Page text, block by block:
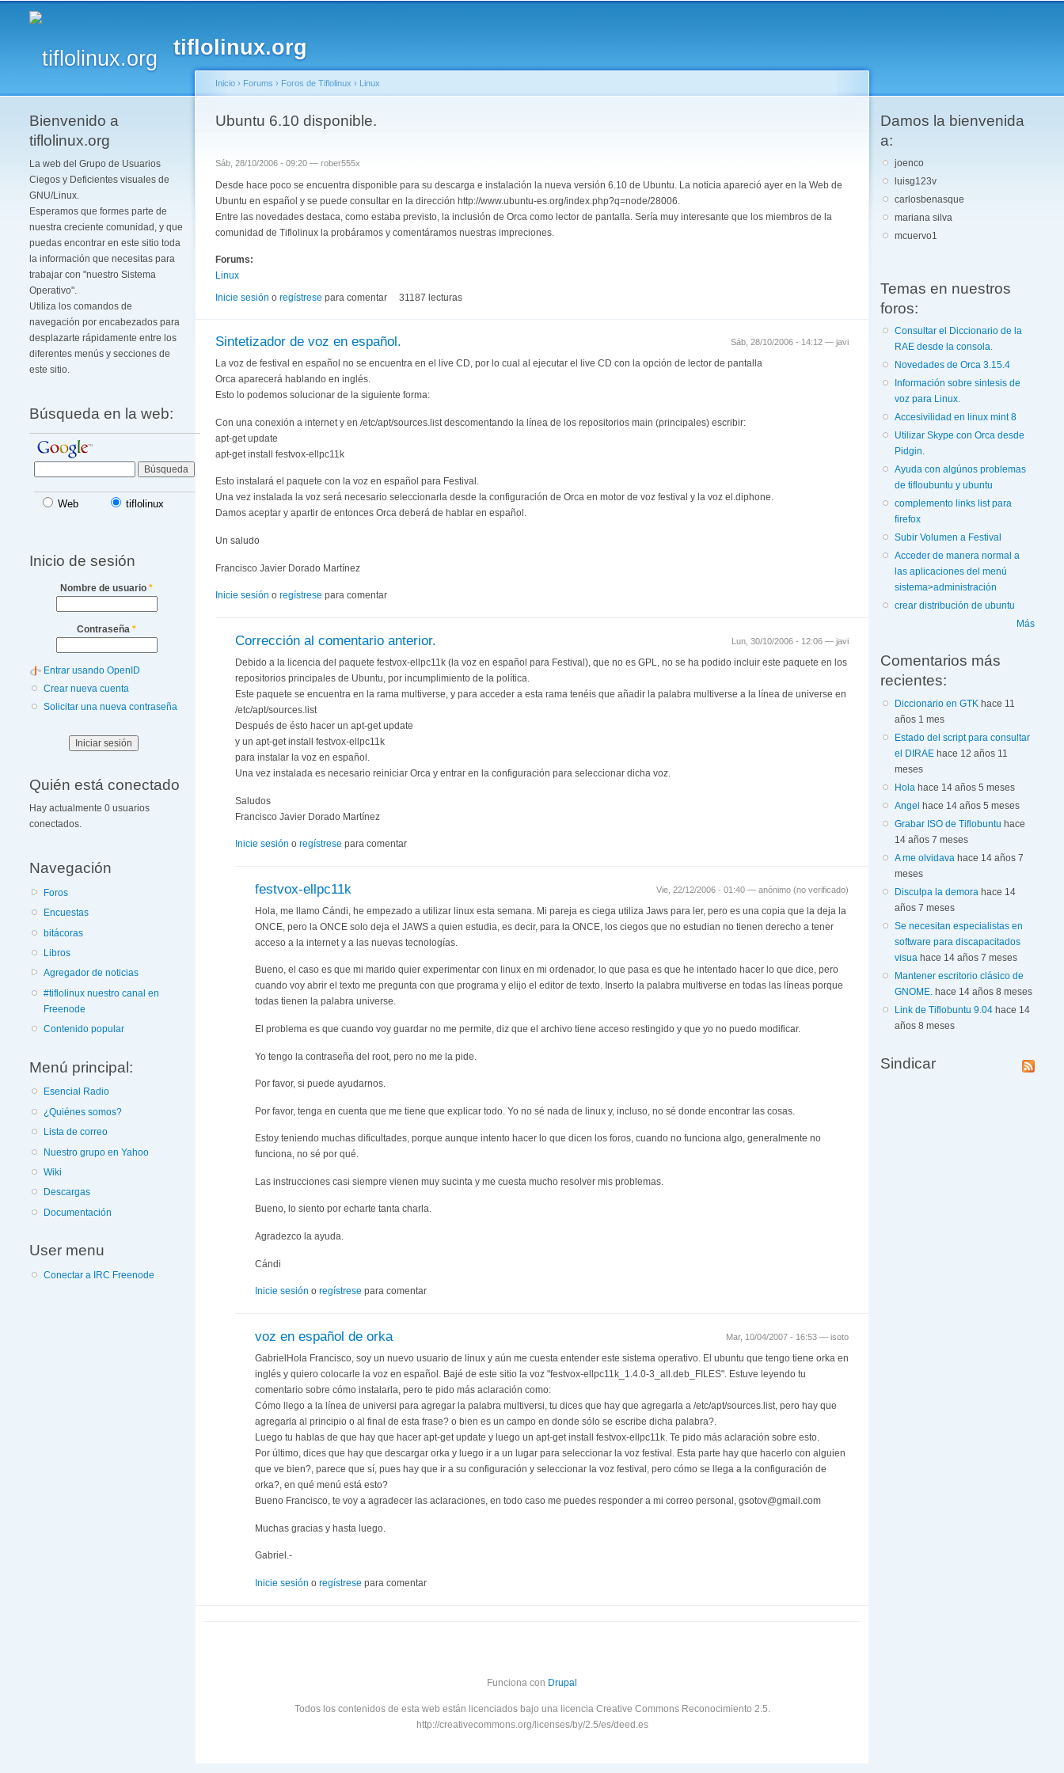
tiflolinux.org
Bienvenido a
tiflolinux.org
La web del Grupo de Usuarios
Ciegos y Deficientes visuales de
GNU/Linux.
Esperamos que formes parte de
nuestra creciente comunidad, y que
puedas encontrar en este sitio toda
la información que necesitas para
trabajar con "nuestro Sistema
Operativo".
Utiliza los comandos de
navegación por encabezados para
desplazarte rápidamente entre los
diferentes menús y secciones de
este sitio.
Búsqueda en la web:
Web tiflolinux
Inicio de sesión
Nombre de usuario *
Contraseña *
Entrar usando OpenID
Crear nueva cuenta
Solicitar una nueva contraseña
Quién está conectado
Hay actualmente 0 usuarios
conectados.
Navegación
Foros
Encuestas
bitácoras
Libros
Agregador de noticias
#tiflolinux nuestro canal en
Freenode
Contenido popular
Menú principal:
Esencial Radio
¿Quiénes somos?
Lista de correo
Nuestro grupo en Yahoo
Wiki
Descargas
Documentación
User menu
Conectar a IRC Freenode
Se encuentra usted aquí
Inicio › Forums › Foros de Tiflolinux › Linux
Ubuntu 6.10 disponible.
Sáb, 28/10/2006 - 09:20 — rober555x
Desde hace poco se encuentra disponible para su descarga e instalación la nueva versión 6.10 de Ubuntu. La noticia apareció ayer en la Web de
Ubuntu en español y se puede consultar en la dirección http://www.ubuntu-es.org/index.php?q=node/28006.
Entre las novedades destaca, como estaba previsto, la inclusión de Orca como lector de pantalla. Sería muy interesante que los miembros de la
comunidad de Tiflolinux la probáramos y comentáramos nuestras impreciones.
Forums:
Linux
Inicie sesión o regístrese para comentar 31187 lecturas
Sáb, 28/10/2006 - 14:12 — javi
Sintetizador de voz en español.
La voz de festival en español no se encuentra en el live CD, por lo cual al ejecutar el live CD con la opción de lector de pantalla
Orca aparecerá hablando en inglés.
Esto lo podemos solucionar de la siguiente forma:
Con una conexión a internet y en /etc/apt/sources.list descomentando la línea de los repositorios main (principales) escribir:
apt-get update
apt-get install festvox-ellpc11k
Esto instalará el paquete con la voz en español para Festival.
Una vez instalada la voz será necesario seleccionarla desde la configuración de Orca en motor de voz festival y la voz el.diphone.
Damos aceptar y apartir de entonces Orca deberá de hablar en español.
Un saludo
Francisco Javier Dorado Martínez
Inicie sesión o regístrese para comentar
Lun, 30/10/2006 - 12:06 — javi
Corrección al comentario anterior.
Debido a la licencia del paquete festvox-ellpc11k (la voz en español para Festival), que no es GPL, no se ha podido incluir este paquete en los
repositorios principales de Ubuntu, por incumplimiento de la política.
Este paquete se encuentra en la rama multiverse, y para acceder a esta rama tenéis que añadir la palabra multiverse a la línea de universe en
/etc/apt/sources.list
Después de ésto hacer un apt-get update
y un apt-get install festvox-ellpc11k
para instalar la voz en español.
Una vez instalada es necesario reiniciar Orca y entrar en la configuración para seleccionar dicha voz.
Saludos
Francisco Javier Dorado Martínez
Inicie sesión o regístrese para comentar
Vie, 22/12/2006 - 01:40 — anónimo (no verificado)
festvox-ellpc11k
Hola, me llamo Cándi, he empezado a utilizar linux esta semana. Mi pareja es ciega utiliza Jaws para ler, pero es una copia que la deja la
ONCE, pero la ONCE solo deja el JAWS a quien estudia, es decir, para la ONCE, los ciegos que no estudian no tienen derecho a tener
acceso a la internet y a las nuevas tecnologías.
Bueno, el caso es que mi marido quier experimentar con linux en mi ordenador, lo que pasa es que he intentado hacer lo que dice, pero
cuando voy abrir el texto me pregunta con que programa y elijo el editor de texto. Inserto la palabra multiverse en todas las líneas porque
todas tienen la palabra universe.
El problema es que cuando voy guardar no me permite, diz que el archivo tiene acceso restingido y que yo no puedo modificar.
Yo tengo la contraseña del root, pero no me la pide.
Por favor, si puede ayudarnos.
Por favor, tenga en cuenta que me tiene que explicar todo. Yo no sé nada de linux y, incluso, no sé donde encontrar las cosas.
Estoy teniendo muchas dificultades, porque aunque intento hacer lo que dicen los foros, cuando no funciona algo, generalmente no
funciona, no sé por qué.
Las instrucciones casi siempre vienen muy sucinta y me cuesta mucho resolver mis problemas.
Bueno, lo siento por echarte tanta charla.
Agradezco la ayuda.
Cándi
Inicie sesión o regístrese para comentar
Mar, 10/04/2007 - 16:53 — isoto
voz en español de orka
GabrielHola Francisco, soy un nuevo usuario de linux y aún me cuesta entender este sistema operativo. El ubuntu que tengo tiene orka en
inglés y quiero colocarle la voz en español. Bajé de este sitio la voz "festvox-ellpc11k_1.4.0-3_all.deb_FILES". Estuve leyendo tu
comentario sobre cómo instalarla, pero te pido más aclaración como:
Cómo llego a la línea de universi para agregar la palabra multiversi, tu dices que hay que agregarla a /etc/apt/sources.list, pero hay que
agregarla al principio o al final de esta frase? o bien es un campo en donde sólo se escribe dicha palabra?.
Luego tu hablas de que hay que hacer apt-get update y luego un apt-get install festvox-ellpc11k. Te pido más aclaración sobre esto.
Por último, dices que hay que descargar orka y luego ir a un lugar para seleccionar la voz festival. Esta parte hay que hacerlo con alguien
que ve bien?, parece que sí, pues hay que ir a su configuración y seleccionar la voz festival, pero cómo se llega a la configuración de
orka?, en qué menú está esto?
Bueno Francisco, te voy a agradecer las aclaraciones, en todo caso me puedes responder a mi correo personal, gsotov@gmail.com
Muchas gracias y hasta luego.
Gabriel.-
Inicie sesión o regístrese para comentar
Funciona con Drupal
Todos los contenidos de esta web están licenciados bajo una licencia Creative Commons Reconocimiento 2.5.
http://creativecommons.org/licenses/by/2.5/es/deed.es
Damos la bienvenida
a:
joenco
luisg123v
carlosbenasque
mariana silva
mcuervo1
Temas en nuestros
foros:
Consultar el Diccionario de la
RAE desde la consola.
Novedades de Orca 3.15.4
Información sobre sintesis de
voz para Linux.
Accesivilidad en linux mint 8
Utilizar Skype con Orca desde
Pidgin.
Ayuda con algúnos problemas
de tifloubuntu y ubuntu
complemento links list para
firefox
Subir Volumen a Festival
Acceder de manera normal a
las aplicaciones del menú
sistema>administración
crear distribución de ubuntu
Más
Comentarios más
recientes:
Diccionario en GTK hace 11
años 1 mes
Estado del script para consultar
el DIRAE hace 12 años 11
meses
Hola hace 14 años 5 meses
Angel hace 14 años 5 meses
Grabar ISO de Tiflobuntu hace
14 años 7 meses
A me olvidava hace 14 años 7
meses
Disculpa la demora hace 14
años 7 meses
Se necesitan especialistas en
software para discapacitados
visua hace 14 años 7 meses
Mantener escritorio clásico de
GNOME. hace 14 años 8 meses
Link de Tiflobuntu 9.04 hace 14
años 8 meses
Sindicar